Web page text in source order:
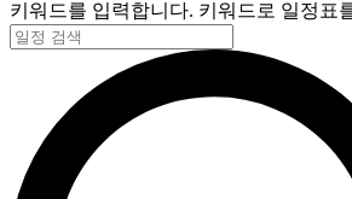
키워드를 입력합니다. 키워드로 일정표